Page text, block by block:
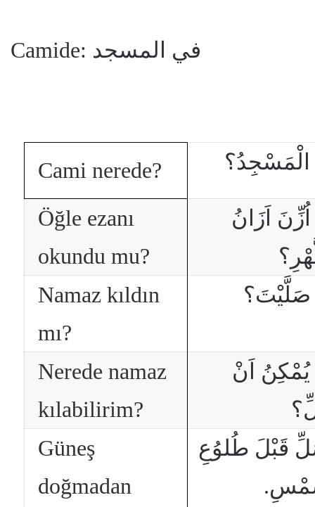
Camide: في المسجد
Cami nerede? الْمَسْجِدُ؟
Öğle ezanı
okundu mu?
اَزَانُ
Namaz kıldın
mı?
Nerede namaz
kılabilirim?
يُمْكِنُ اَنْ
Güneş
doğmadan
قَبْلَ طُلوُعِ